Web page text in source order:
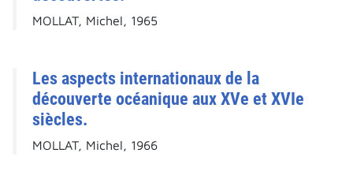
MOLLAT, Michel, 1965
Les aspects internationaux de la
découverte océanique aux XVe et XVIe
siècles.
MOLLAT, Michel, 1966